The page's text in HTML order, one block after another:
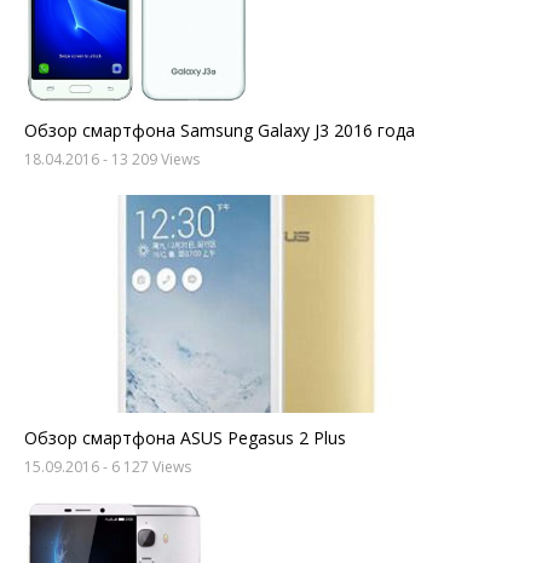
Обзор смартфона Samsung Galaxy J3 2016 года
18.04.2016- 13 209 Views
Обзор смартфона ASUS Pegasus 2 Plus
15.09.2016- 6 127 Views